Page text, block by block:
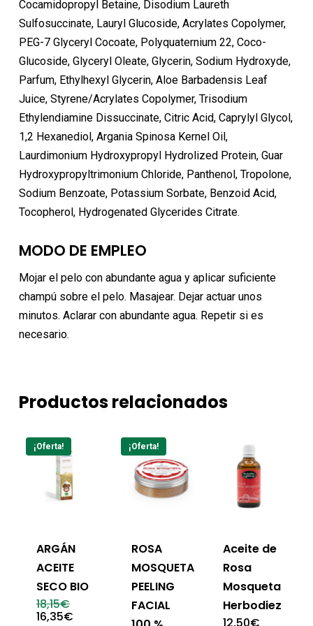
Cocamidopropyl Betaine, Disodium Laureth
Sulfosuccinate, Lauryl Glucoside, Acrylates Copolymer,
PEG-7 Glyceryl Cocoate, Polyquaternium 22, Coco-
Glucoside, Glyceryl Oleate, Glycerin, Sodium Hydroxyde,
Parfum, Ethylhexyl Glycerin, Aloe Barbadensis Leaf
Juice, Styrene/Acrylates Copolymer, Trisodium
Ethylendiamine Dissuccinate, Citric Acid, Caprylyl Glycol,
1,2 Hexanediol, Argania Spinosa Kernel Oil,
Laurdimonium Hydroxypropyl Hydrolized Protein, Guar
Hydroxypropyltrimonium Chloride, Panthenol, Tropolone,
Sodium Benzoate, Potassium Sorbate, Benzoid Acid,
Tocopherol, Hydrogenated Glycerides Citrate.
MODO DE EMPLEO
Mojar el pelo con abundante agua y aplicar suficiente
champú sobre el pelo. Masajear. Dejar actuar unos
minutos. Aclarar con abundante agua. Repetir si es
necesario.
Productos relacionados
¡Oferta!
ARGÁN
ACEITE
SECO BIO
18,15€El
precio
16,35€El
¡Oferta!
ROSA
MOSQUETA
PEELING
FACIAL
Aceite de
Rosa
Mosqueta
Herbodiez